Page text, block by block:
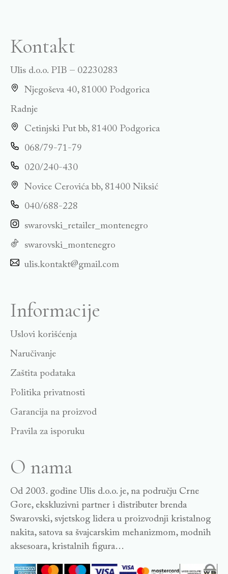
Kontakt
Ulis d.o.o. PIB – 02230283
Njegoševa 40, 81000 Podgorica
Radnje
Cetinjski Put bb, 81400 Podgorica
068/79-71-79
020/240-430
Novice Cerovića bb, 81400 Niksić
040/688-228
swarovski_retailer_montenegro
swarovski_montenegro
ulis.kontakt@gmail.com
Informacije
Uslovi korišćenja
Naručivanje
Zaštita podataka
Politika privatnosti
Garancija na proizvod
Pravila za isporuku
O nama
Od 2003. godine Ulis d.o.o. je, na području Crne
Gore, ekskluzivni partner i distributer brenda
Swarovski, svjetskog lidera u proizvodnji kristalnog
nakita, satova sa švajcarskim mehanizmom, modnih
aksesoara, kristalnih figura…